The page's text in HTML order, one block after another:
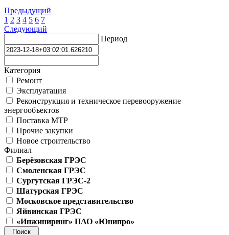
Предыдущий
1 2 3 4 5 6 7
Следующий
Период
Категория
Ремонт
Эксплуатация
Реконструкция и техническое перевооружение
энергообъектов
Поставка МТР
Прочие закупки
Новое строительство
Филиал
Берёзовская ГРЭС
Смоленская ГРЭС
Сургутская ГРЭС-2
Шатурская ГРЭС
Московское представительство
Яйвинская ГРЭС
«Инжиниринг» ПАО «Юнипро»